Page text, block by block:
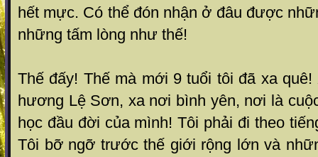
hết mực. Có thể đón nhận ở đâu được
những tấm lòng như thế!
Thế đấy! Thế mà mới 9 tuổi tôi đã xa
hương Lệ Sơn, xa nơi bình yên, nơi là
học đầu đời của mình! Tôi phải đi theo
Tôi bỡ ngỡ trước thế giới rộng lớn và